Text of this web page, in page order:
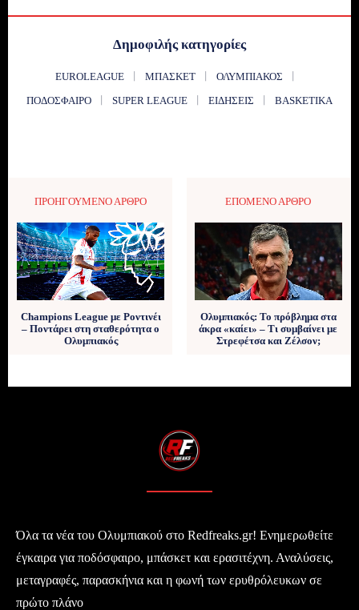
Δημοφιλής κατηγορίες
EUROLEAGUE ΜΠΆΣΚΕΤ
ΟΛΥΜΠΙΑΚΌΣ
ΠΟΔΌΣΦΑΙΡΟ
SUPER LEAGUE ΕΙΔΉΣΕΙΣ BASKETIKA
ΠΡΟΗΓΟΎΜΕΝΟ ΆΡΘΡΟ
Champions League με Ροντινέι
– Ποντάρει στη σταθερότητα ο
Ολυμπιακός
ΕΠΌΜΕΝΟ ΆΡΘΡΟ
Ολυμπιακός: Το πρόβλημα στα
άκρα «καίει» – Τι συμβαίνει με
Στρεφέτσα και Ζέλσον;
Όλα τα νέα του Ολυμπιακού στο Redfreaks.gr! Ενημερωθείτε
έγκαιρα για ποδόσφαιρο, μπάσκετ και ερασιτέχνη. Αναλύσεις,
μεταγραφές, παρασκήνια και η φωνή των ερυθρόλευκων σε
πρώτο πλάνο